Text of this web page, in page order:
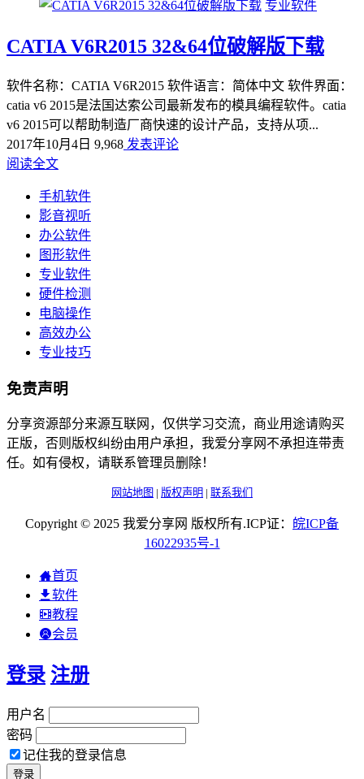
专业软件
CATIA V6R2015 32&64位破解版下载
软件名称：CATIA V6R2015 软件语言：简体中文 软件界面：
catia v6 2015是法国达索公司最新发布的模具编程软件。catia
v6 2015可以帮助制造厂商快速的设计产品，支持从项...
2017年10月4日 9,968 发表评论
阅读全文
手机软件
影音视听
办公软件
图形软件
专业软件
硬件检测
电脑操作
高效办公
专业技巧
免责声明
分享资源部分来源互联网，仅供学习交流，商业用途请购买
正版，否则版权纠纷由用户承担，我爱分享网不承担连带责
任。如有侵权，请联系管理员删除！
网站地图 | 版权声明 | 联系我们
Copyright © 2025 我爱分享网 版权所有.ICP证： 皖ICP备
16022935号-1
首页
软件
教程
会员
登录 注册
用户名
密码
记住我的登录信息